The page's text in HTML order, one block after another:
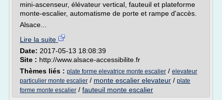
mini-ascenseur, élévateur vertical, fauteuil et plateforme
monte-escalier, automatisme de porte et rampe d'accès.
Alsace...
Lire la suite
Date: 2017-05-13 18:08:39
Site : http://www.alsace-accessibilite.fr
Thèmes liés : plate forme elevatrice monte escalier / elevateur
particulier monte escalier / monte escalier elevateur / plate
forme monte escalier / fauteuil monte escalier